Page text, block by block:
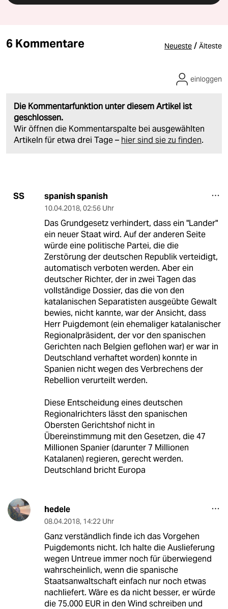
6 Kommentare Neueste / Älteste
Die Kommentarfunktion unter diesem Artikel ist
geschlossen.
Wir öffnen die Kommentarspalte bei ausgewählten
Artikeln für etwa drei Tage – hier sind sie zu finden.
einloggen
SS spanish spanish
10.04.2018, 02:56 Uhr
Das Grundgesetz verhindert, dass ein "Lander"
ein neuer Staat wird. Auf der anderen Seite
würde eine politische Partei, die die
Zerstörung der deutschen Republik verteidigt,
automatisch verboten werden. Aber ein
deutscher Richter, der in zwei Tagen das
vollständige Dossier, das die von den
katalanischen Separatisten ausgeübte Gewalt
bewies, nicht kannte, war der Ansicht, dass
Herr Puigdemont (ein ehemaliger katalanischer
Regionalpräsident, der vor den spanischen
Gerichten nach Belgien geflohen war) er war in
Deutschland verhaftet worden) konnte in
Spanien nicht wegen des Verbrechens der
Rebellion verurteilt werden.
Diese Entscheidung eines deutschen
Regionalrichters lässt den spanischen
Obersten Gerichtshof nicht in
Übereinstimmung mit den Gesetzen, die 47
Millionen Spanier (darunter 7 Millionen
Katalanen) regieren, gerecht werden.
Deutschland bricht Europa
hedele
08.04.2018, 14:22 Uhr
Ganz verständlich finde ich das Vorgehen
Puigdemonts nicht. Ich halte die Auslieferung
wegen Untreue immer noch für überwiegend
wahrscheinlich, wenn die spanische
Staatsanwaltschaft einfach nur noch etwas
nachliefert. Wäre es da nicht besser, er würde
die 75.000 EUR in den Wind schreiben und